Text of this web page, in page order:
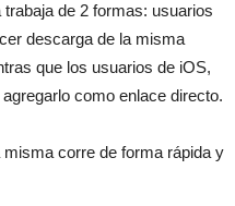
de 2 formas: usuarios
descarga de la misma
que los usuarios de iOS,
como enlace directo.
corre de forma rápida y